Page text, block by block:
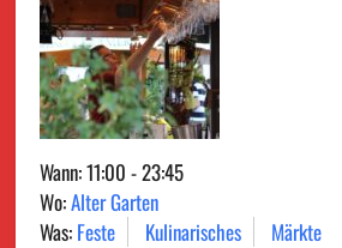
Wann: 11:00 - 23:45
Wo:Alter Garten
Was: Feste Kulinarisches Märkte